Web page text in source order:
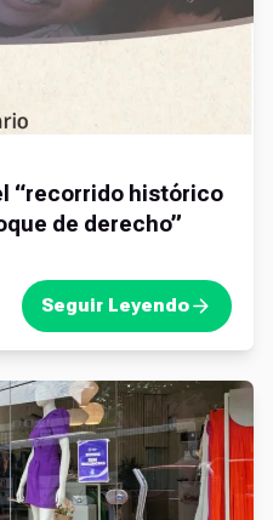
“recorrido histórico
de derecho”
Seguir Leyendo